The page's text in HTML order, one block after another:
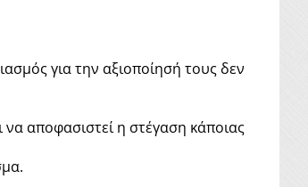
για την αξιοποίησή τους δεν
αποφασιστεί η στέγαση κάποιας